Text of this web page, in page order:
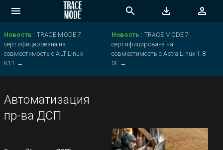
Новость : TRACE MODE 7
сертифицирована на
совместимость с ALT Linux
K11 →
Новость : TRACE MODE 7
сертифицирована на
совместимость с Astra Linux 1.8
SE →
Автоматизация
пр-ва ДСП